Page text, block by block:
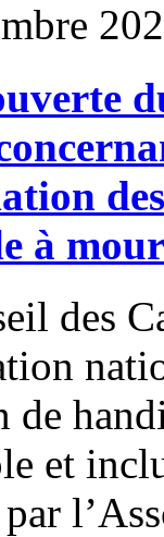
à
des
de
et